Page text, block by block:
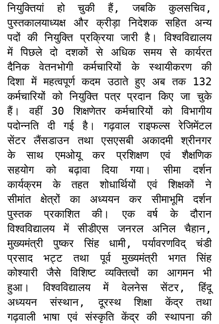
नियुक्तियां हो चुकी हैं, जबकि कुलसचिव,
पुस्तकालयाध्यक्ष और क्रीड़ा निदेशक सहित अन्य
पदों की नियुक्ति प्रक्रिया जारी है। विश्वविद्यालय
में पिछले दो दशकों से अधिक समय से कार्यरत
दैनिक वेतनभोगी कर्मचारियों के स्थायीकरण की
दिशा में महत्वपूर्ण कदम उठाते हुए अब तक 132
कर्मचारियों को नियुक्ति पत्र प्रदान किए जा चुके
हैं। वहीं 30 शिक्षणेतर कर्मचारियों को विभागीय
पदोन्नति दी गई है। गढ़वाल राइफल्स रेजिमेंटल
सेंटर लैंसडाउन तथा एसएसबी अकादमी श्रीनगर
के साथ एमओयू कर प्रशिक्षण एवं शैक्षणिक
सहयोग को बढ़ावा दिया गया। सीमा दर्शन
कार्यक्रम के तहत शोधार्थियों एवं शिक्षकों ने
सीमांत क्षेत्रों का अध्ययन कर सीमाभूमि दर्शन
पुस्तक प्रकाशित की। एक वर्ष के दौरान
विश्वविद्यालय में सीडीएस जनरल अनिल चैहान,
मुख्यमंत्री पुष्कर सिंह धामी, पर्यावरणविद् चंडी
प्रसाद भट्ट तथा पूर्व मुख्यमंत्री भगत सिंह
कोश्यारी जैसे विशिष्ट व्यक्तित्वों का आगमन भी
हुआ। विश्वविद्यालय में वेलनेस सेंटर, हिंदू
अध्ययन संस्थान, दूरस्थ शिक्षा केंद्र तथा
गढ़वाली भाषा एवं संस्कृति केंद्र की स्थापना की